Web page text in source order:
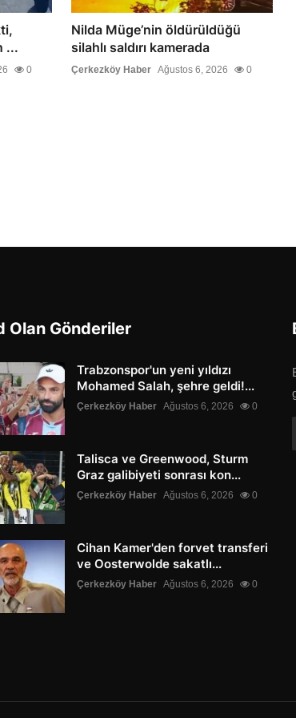
...
0
Nilda Müge’nin öldürüldüğü
silahlı saldırı kamerada
Çerkezköy Haber Ağustos 6, 2026 0
Olan Gönderiler
Trabzonspor'un yeni yıldızı
Mohamed Salah, şehre geldi!...
Çerkezköy Haber Ağustos 6, 2026 0
Talisca ve Greenwood, Sturm
Graz galibiyeti sonrası kon...
Çerkezköy Haber Ağustos 6, 2026 0
Cihan Kamer'den forvet transferi
ve Oosterwolde sakatlı...
Çerkezköy Haber Ağustos 6, 2026 0